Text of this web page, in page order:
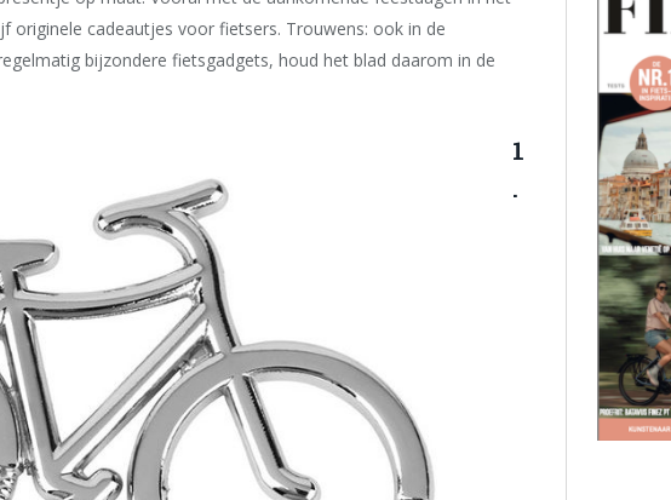
originele cadeautjes voor fietsers. Trouwens: ook in de
bijzondere fietsgadgets, houd het blad daarom in de
1
.